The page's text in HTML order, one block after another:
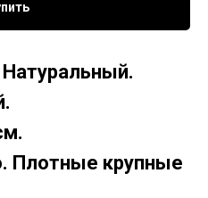
Натуральный.
Плотные крупные